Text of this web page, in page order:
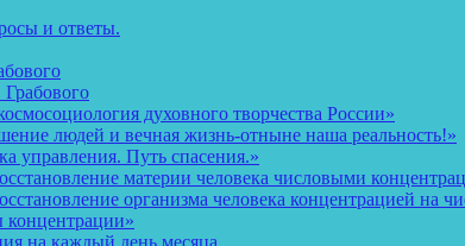
и ответы.
духовного творчества России»
людей и вечная жизнь-отныне наша реальность!»
управления. Путь спасения.»
материи человека числовыми
организма человека концентрацией на